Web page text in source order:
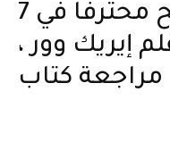
7 خطوات لتصبح محترفًا في
إيريك وور ،
مراجعة كتاب